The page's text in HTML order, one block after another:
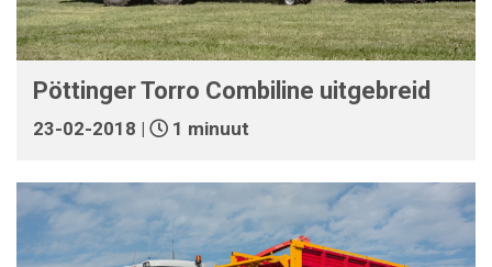
Pöttinger Torro Combiline uitgebreid
23-02-2018 | 1 minuut